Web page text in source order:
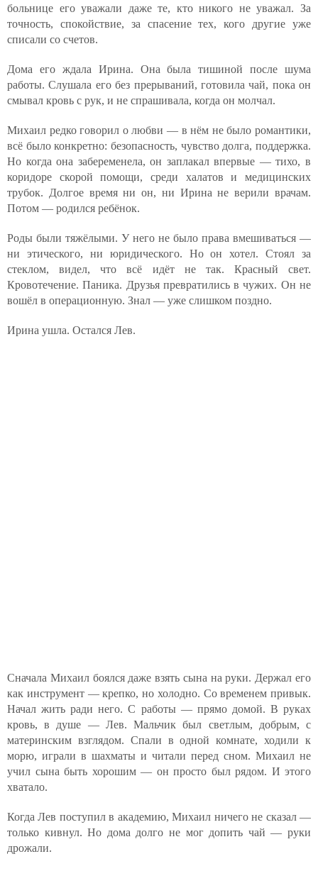
больнице его уважали даже те, кто никого не уважал. За
точность, спокойствие, за спасение тех, кого другие уже
списали со счетов.
Дома его ждала Ирина. Она была тишиной после шума
работы. Слушала его без прерываний, готовила чай, пока он
смывал кровь с рук, и не спрашивала, когда он молчал.
Михаил редко говорил о любви — в нём не было романтики,
всё было конкретно: безопасность, чувство долга, поддержка.
Но когда она забеременела, он заплакал впервые — тихо, в
коридоре скорой помощи, среди халатов и медицинских
трубок. Долгое время ни он, ни Ирина не верили врачам.
Потом — родился ребёнок.
Роды были тяжёлыми. У него не было права вмешиваться —
ни этического, ни юридического. Но он хотел. Стоял за
стеклом, видел, что всё идёт не так. Красный свет.
Кровотечение. Паника. Друзья превратились в чужих. Он не
вошёл в операционную. Знал — уже слишком поздно.
Ирина ушла. Остался Лев.
Сначала Михаил боялся даже взять сына на руки. Держал его
как инструмент — крепко, но холодно. Со временем привык.
Начал жить ради него. С работы — прямо домой. В руках
кровь, в душе — Лев. Мальчик был светлым, добрым, с
материнским взглядом. Спали в одной комнате, ходили к
морю, играли в шахматы и читали перед сном. Михаил не
учил сына быть хорошим — он просто был рядом. И этого
хватало.
Когда Лев поступил в академию, Михаил ничего не сказал —
только кивнул. Но дома долго не мог допить чай — руки
дрожали.